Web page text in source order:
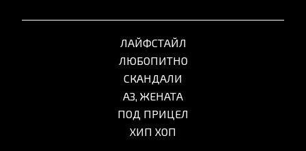
ЛАЙФСТАЙЛ
ЛЮБОПИТНО
СКАНДАЛИ
АЗ, ЖЕНАТА
ПОД ПРИЦЕЛ
ХИП ХОП